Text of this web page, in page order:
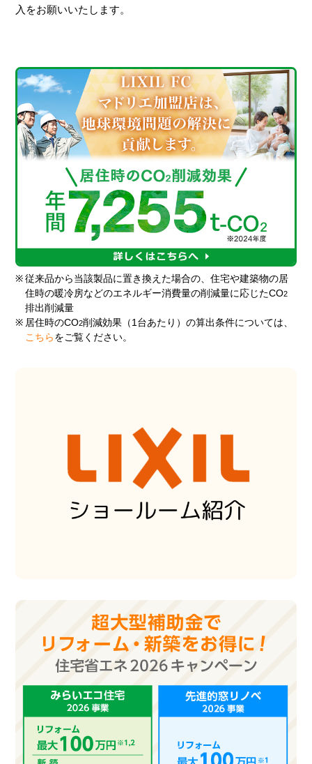
入をお願いいたします。
※ 従来品から当該製品に置き換えた場合の、住宅や建築物の居
住時の暖冷房などのエネルギー消費量の削減量に応じたCO2
排出削減量
※ 居住時のCO2削減効果（1台あたり）の算出条件については、
こちら をご覧ください。